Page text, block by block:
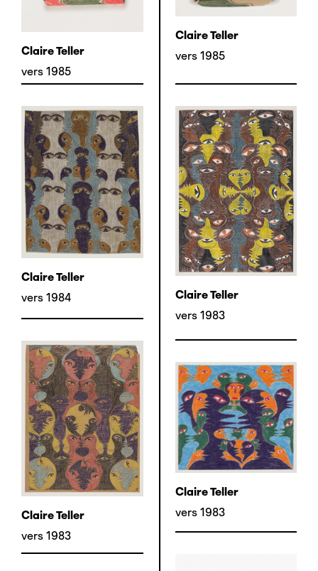
Claire Teller
vers 1985
Claire Teller
vers 1985
Claire Teller
vers 1984
Claire Teller
vers 1983
Claire Teller
vers 1983
Claire Teller
vers 1983